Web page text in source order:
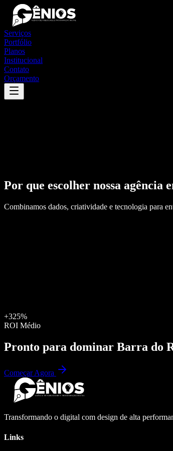
Serviços
Portfólio
Planos
Institucional
Contato
Orçamento
Por que escolher nossa agência
Combinamos dados, criatividade e tecnologia para
+325%
ROI Médio
Pronto para dominar Barra do
Começar Agora
Transformando o digital com design de alta
Links